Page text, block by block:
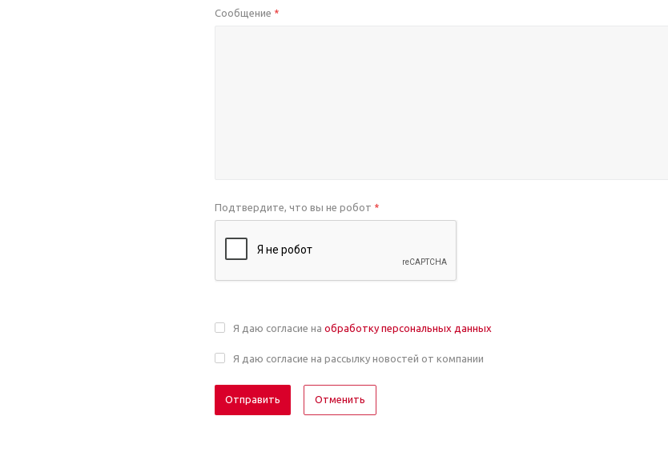
Сообщение *
Подтвердите, что вы не робот *
Я даю согласие на обработку персональных данных
Я даю согласие на рассылку новостей от компании
Отменить